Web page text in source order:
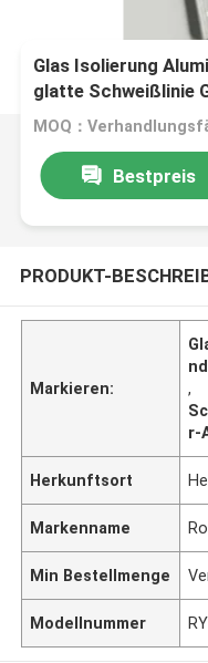
Glas Isolierung
glatte Schweißlinie
Bestpreis
PRODUKT-
Markieren:
,
r-
Herkunftsort
Markenname
Min Bestellmenge
Modellnummer